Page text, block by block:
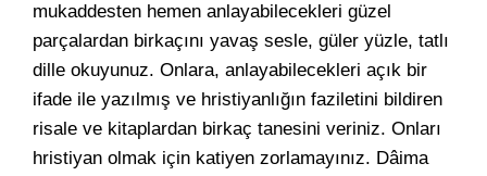
mukaddesten hemen anlayabilecekleri güzel
parçalardan birkaçını yavaş sesle, güler yüzle, tatlı
dille okuyunuz. Onlara, anlayabilecekleri açık bir
ifade ile yazılmış ve hristiyanlığın faziletini bildiren
risale ve kitaplardan birkaç tanesini veriniz. Onları
hristiyan olmak için katiyen zorlamayınız. Dâima